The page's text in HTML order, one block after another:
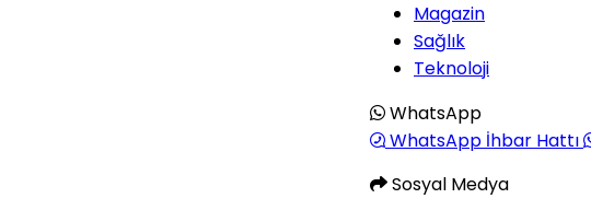
Magazin
Sağlık
Teknoloji
WhatsApp
WhatsApp İhbar Hattı
Sosyal Medya